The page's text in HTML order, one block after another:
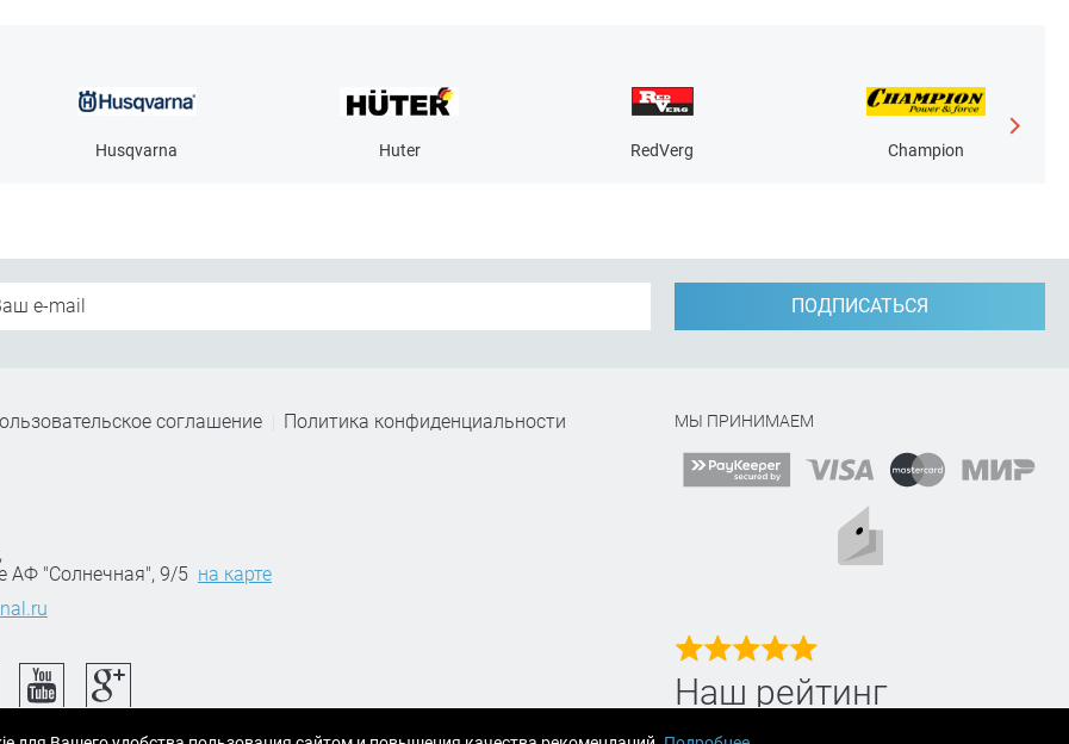
Husqvarna Huter RedVerg Champion
ПОДПИСАТЬСЯ
соглашение Политика конфиденциальности
,
АФ "Солнечная", 9/5 на карте
МЫ ПРИНИМАЕМ
Наш рейтинг
на Яндекс маркет